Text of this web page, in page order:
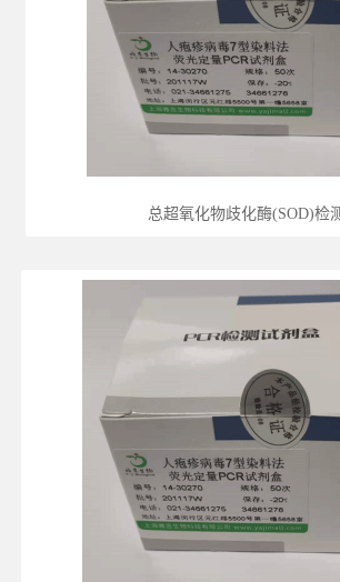
总超氧化物歧化酶(SOD)检